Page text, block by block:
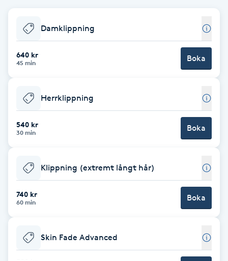
Bambumassage
Barber
Barnklippning
Bottenfärg
Brynformning
Damklippning
640 kr
45 min Boka
Herrklippning
540 kr
30 min Boka
Klippning (extremt långt hår)
740 kr
60 min Boka
Skin Fade Advanced